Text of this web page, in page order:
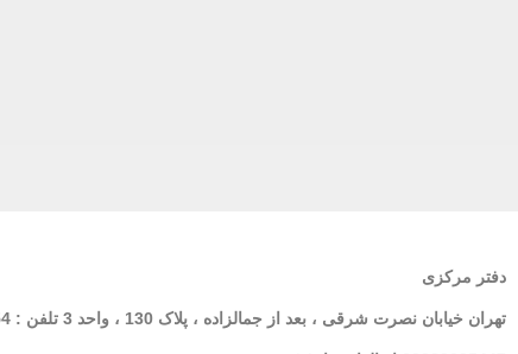
دفتر مرکزی
تهران خیابان نصرت شرقی ، بعد از جمالزاده ، پلاک 130 ، واحد 3 تلفن : 02166564354